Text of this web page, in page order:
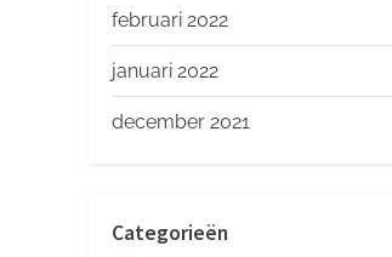
februari 2022
januari 2022
december 2021
Categorieën